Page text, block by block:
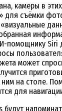
камеры в
для съёмки
помощнику Siri
может
на столе.
для